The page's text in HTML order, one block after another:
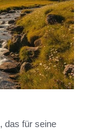
das für seine